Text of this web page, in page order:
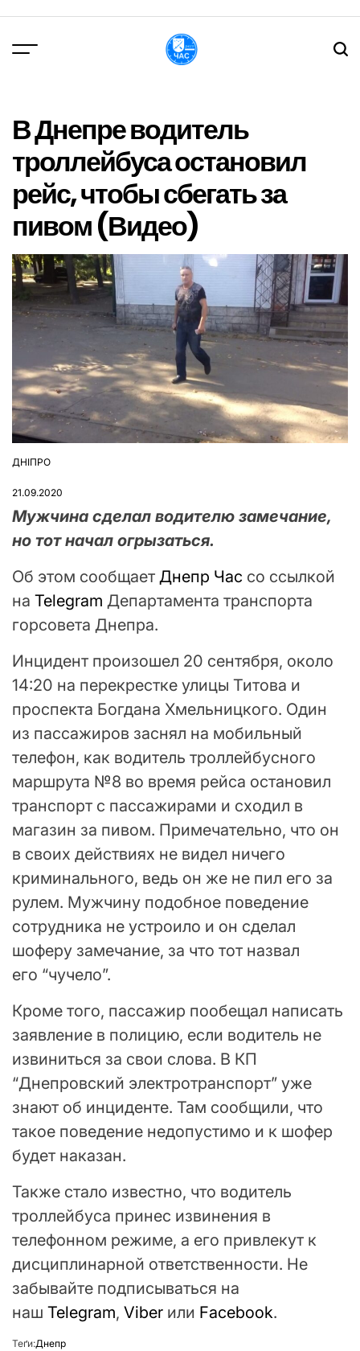
вмісту
В Днепре водитель
троллейбуса остановил
рейс, чтобы сбегать за
пивом (Видео)
ОПУБЛІКУВАТИ
ДНІПРО
21.09.2020
Мужчина сделал водителю замечание,
но тот начал огрызаться.
Об этом сообщает Днепр Час со ссылкой
на Telegram Департамента транспорта
горсовета Днепра.
Инцидент произошел 20 сентября, около
14:20 на перекрестке улицы Титова и
проспекта Богдана Хмельницкого. Один
из пассажиров заснял на мобильный
телефон, как водитель троллейбусного
маршрута №8 во время рейса остановил
транспорт с пассажирами и сходил в
магазин за пивом. Примечательно, что он
в своих действиях не видел ничего
криминального, ведь он же не пил его за
рулем. Мужчину подобное поведение
сотрудника не устроило и он сделал
шоферу замечание, за что тот назвал
его “чучело”.
Кроме того, пассажир пообещал написать
заявление в полицию, если водитель не
извиниться за свои слова. В КП
“Днепровский электротранспорт” уже
знают об инциденте. Там сообщили, что
такое поведение недопустимо и к шофер
будет наказан.
Также стало известно, что водитель
троллейбуса принес извинения в
телефонном режиме, а его привлекут к
дисциплинарной ответственности. Не
забывайте подписываться на
наш Telegram, Viber или Facebook.
Теґи:Днепр